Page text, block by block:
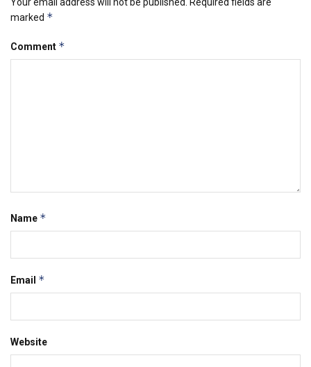
Your email address will not be published. Required fields are
marked *
Comment *
Name *
Email *
Website